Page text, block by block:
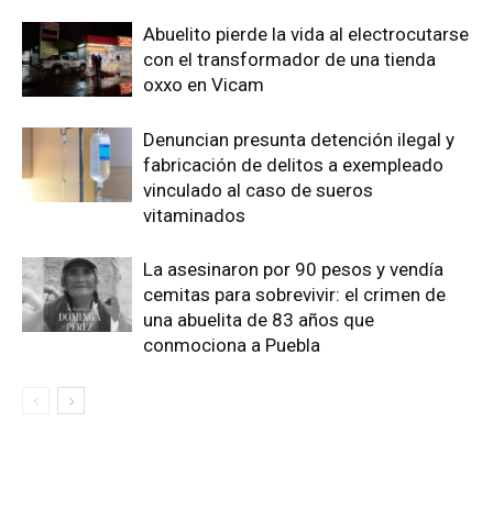
Abuelito pierde la vida al electrocutarse
con el transformador de una tienda
oxxo en Vicam
Denuncian presunta detención ilegal y
fabricación de delitos a exempleado
vinculado al caso de sueros
vitaminados
La asesinaron por 90 pesos y vendía
cemitas para sobrevivir: el crimen de
una abuelita de 83 años que
conmociona a Puebla